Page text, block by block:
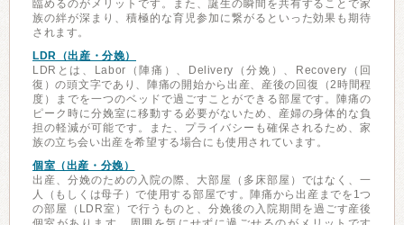
臨めるのがメリットです。また、誕生の瞬間を共有することで家
族の絆が深まり、積極的な育児参加に繋がるといった効果も期待
されます。
LDR（出産・分娩）
LDRとは、Labor（陣痛）、Delivery（分娩）、Recovery（回
復）の頭文字であり、陣痛の開始から出産、産後の回復（2時間程
度）までを一つのベッドで過ごすことができる部屋です。陣痛の
ピーク時に分娩室に移動する必要がないため、産婦の身体的な負
担の軽減が可能です。また、プライバシーも確保されるため、家
族の立ち会い出産を希望する場合にも使用されています。
個室（出産・分娩）
出産、分娩のための入院の際、大部屋（多床部屋）ではなく、一
人（もしくは母子）で使用する部屋です。陣痛から出産までを1つ
の部屋（LDR室）で行うものと、分娩後の入院期間を過ごす産後